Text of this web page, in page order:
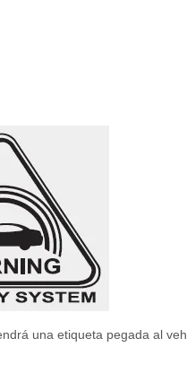
una etiqueta pegada al